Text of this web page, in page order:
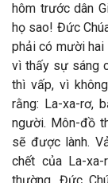
hôm trước dân
họ sao! Đức
phải có mười hai
vì thấy sự sáng
thì vấp, vì
rằng: La-xa-rơ,
người. Môn-đồ
sẽ được lành.
chết của La-